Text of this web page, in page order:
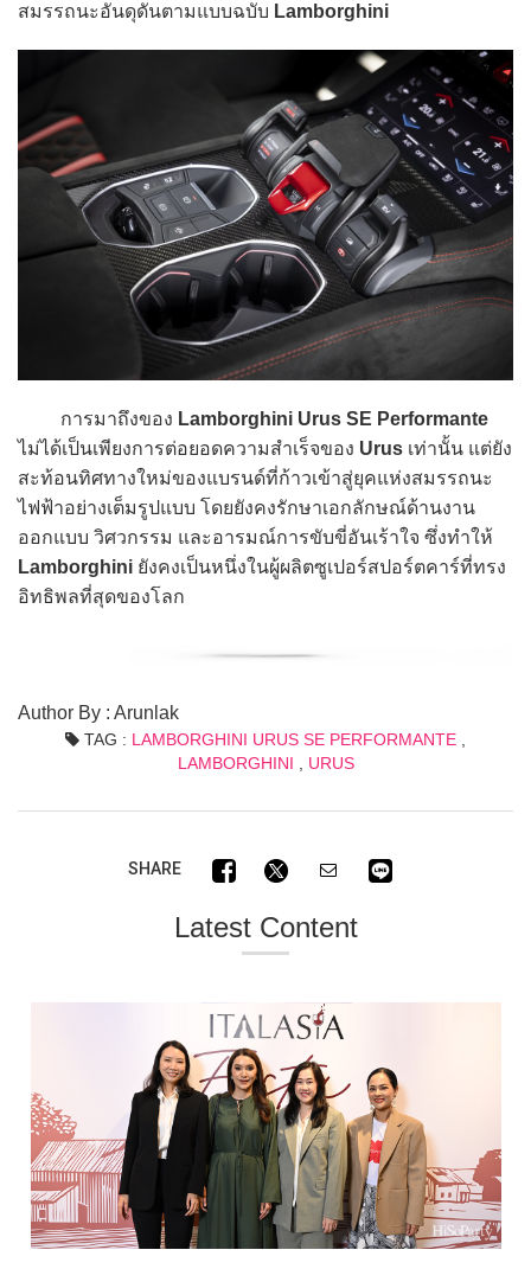
สมรรถนะอันดุดันตามแบบฉบับ Lamborghini
การมาถึงของ Lamborghini Urus SE Performante
ไม่ได้เป็นเพียงการต่อยอดความสำเร็จของ Urus เท่านั้น แต่ยัง
สะท้อนทิศทางใหม่ของแบรนด์ที่ก้าวเข้าสู่ยุคแห่งสมรรถนะ
ไฟฟ้าอย่างเต็มรูปแบบ โดยยังคงรักษาเอกลักษณ์ด้านงาน
ออกแบบ วิศวกรรม และอารมณ์การขับขี่อันเร้าใจ ซึ่งทำให้
Lamborghini ยังคงเป็นหนึ่งในผู้ผลิตซูเปอร์สปอร์ตคาร์ที่ทรง
อิทธิพลที่สุดของโลก
Author By : Arunlak
TAG : LAMBORGHINI URUS SE PERFORMANTE
LAMBORGHINI
URUS
SHARE
Latest Content